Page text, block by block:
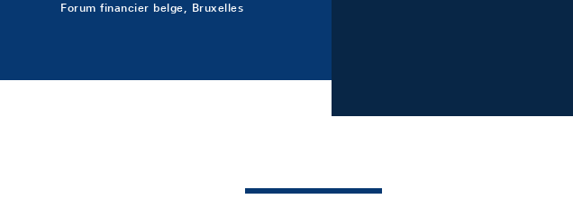
Forum financier belge, Bruxelles